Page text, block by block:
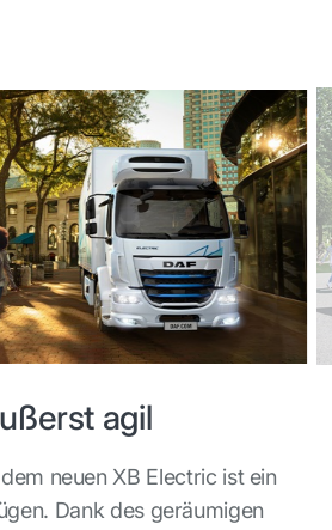
agil
neuen XB Electric ist ein
Dank des geräumigen